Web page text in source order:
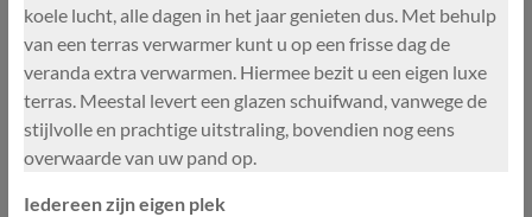
koele lucht, alle dagen in het jaar genieten dus. Met behulp
van een terras verwarmer kunt u op een frisse dag de
veranda extra verwarmen. Hiermee bezit u een eigen luxe
terras. Meestal levert een glazen schuifwand, vanwege de
stijlvolle en prachtige uitstraling, bovendien nog eens
overwaarde van uw pand op.
Iedereen zijn eigen plek